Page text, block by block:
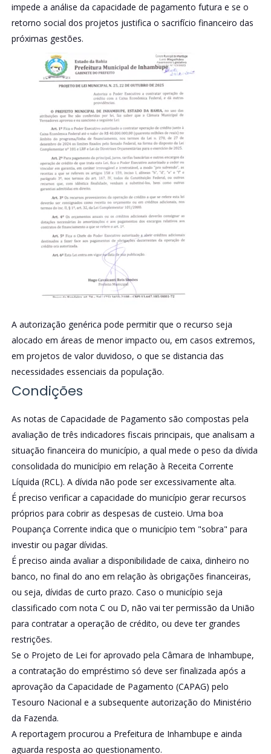
impede a análise da capacidade de pagamento futura e se o
retorno social dos projetos justifica o sacrifício financeiro das
próximas gestões.
A autorização genérica pode permitir que o recurso seja
alocado em áreas de menor impacto ou, em casos extremos,
em projetos de valor duvidoso, o que se distancia das
necessidades essenciais da população.
Condições
As notas de Capacidade de Pagamento são compostas pela
avaliação de três indicadores fiscais principais, que analisam a
situação financeira do município, a qual mede o peso da dívida
consolidada do município em relação à Receita Corrente
Líquida (RCL). A dívida não pode ser excessivamente alta.
É preciso verificar a capacidade do município gerar recursos
próprios para cobrir as despesas de custeio. Uma boa
Poupança Corrente indica que o município tem "sobra" para
investir ou pagar dívidas.
É preciso ainda avaliar a disponibilidade de caixa, dinheiro no
banco, no final do ano em relação às obrigações financeiras,
ou seja, dívidas de curto prazo. Caso o município seja
classificado com nota C ou D, não vai ter permissão da União
para contratar a operação de crédito, ou deve ter grandes
restrições.
Se o Projeto de Lei for aprovado pela Câmara de Inhambupe,
a contratação do empréstimo só deve ser finalizada após a
aprovação da Capacidade de Pagamento (CAPAG) pelo
Tesouro Nacional e a subsequente autorização do Ministério
da Fazenda.
A reportagem procurou a Prefeitura de Inhambupe e ainda
aguarda resposta ao questionamento.